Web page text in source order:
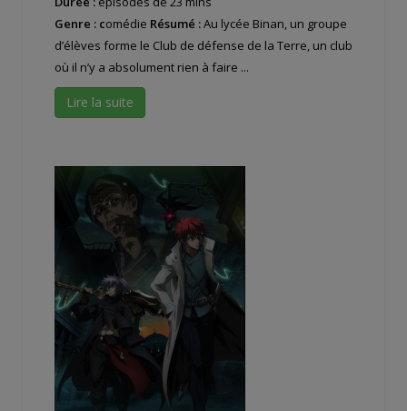
Genre : comédie Résumé :Au lycée Binan, un groupe
d’élèves forme le Club de défense de la Terre, un club
où il n’y a absolument rien à faire ...
Lire la suite